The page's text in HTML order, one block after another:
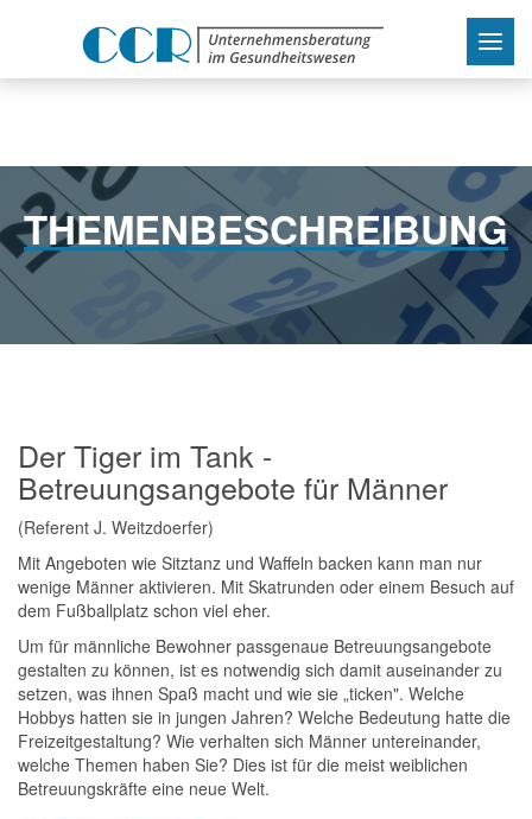
THEMENBESCHREIBUNG
Der Tiger im Tank -
Betreuungsangebote für Männer
(Referent J. Weitzdoerfer)
Mit Angeboten wie Sitztanz und Waffeln backen kann man nur
wenige Männer aktivieren. Mit Skatrunden oder einem Besuch auf
dem Fußballplatz schon viel eher.
Um für männliche Bewohner passgenaue Betreuungsangebote
gestalten zu können, ist es notwendig sich damit auseinander zu
setzen, was ihnen Spaß macht und wie sie „ticken". Welche
Hobbys hatten sie in jungen Jahren? Welche Bedeutung hatte die
Freizeitgestaltung? Wie verhalten sich Männer untereinander,
welche Themen haben Sie? Dies ist für die meist weiblichen
Betreuungskräfte eine neue Welt.